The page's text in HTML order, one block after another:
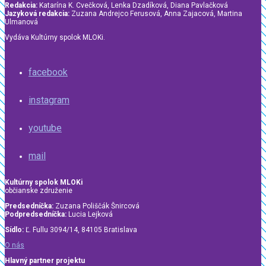
Redakcia: Katarína K. Cvečková, Lenka Dzadíková, Diana Pavlačková
Jazyková redakcia: Zuzana Andrejco Ferusová, Anna Zajacová, Martina
Ulmanová
Vydáva Kultúrny spolok MLOKi.
facebook
instagram
youtube
mail
Kultúrny spolok MLOKi
občianske združenie
Predsedníčka: Zuzana Poliščák Šnircová
Podpredsedníčka: Lucia Lejková
Sídlo: Ľ. Fullu 3094/14, 84105 Bratislava
O nás
Hlavný partner projektu